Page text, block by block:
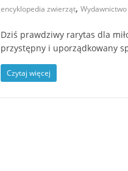
encyklopedia zwierząt,
Dziś prawdziwy rarytas dla
przystępny i uporządkowany
Czytaj więcej